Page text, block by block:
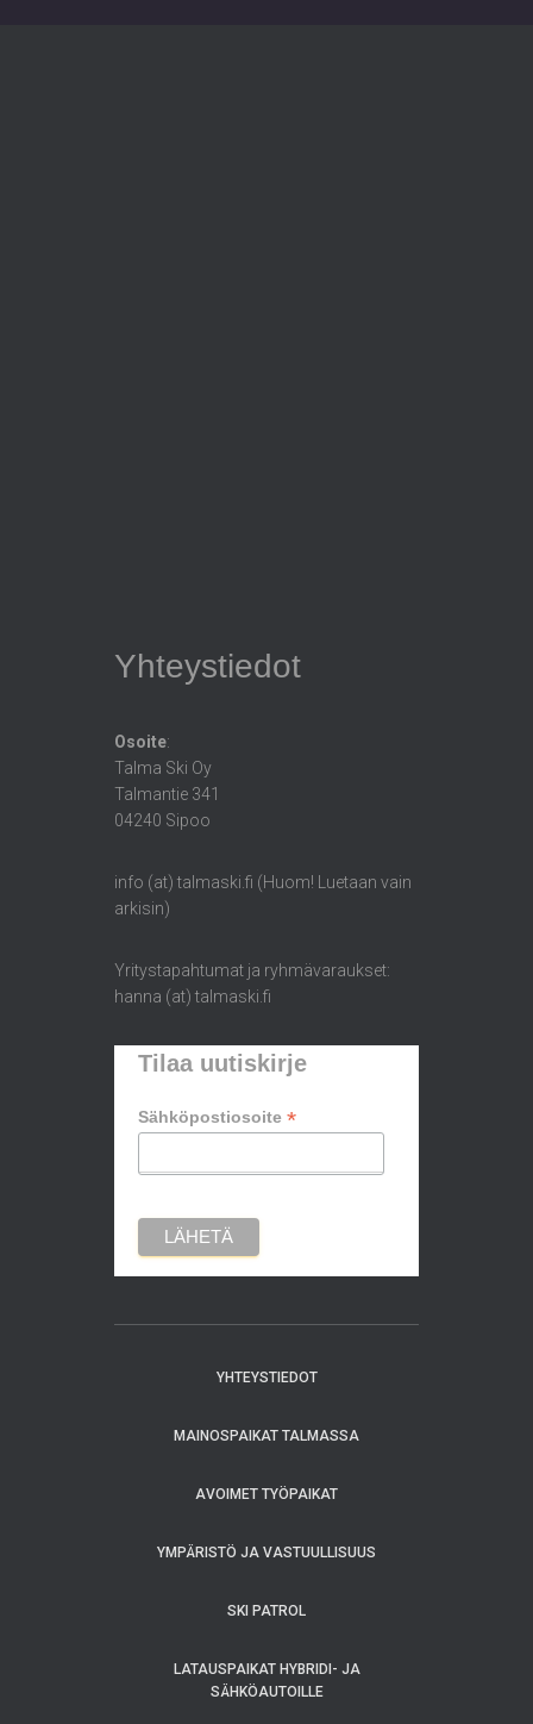
Yhteystiedot
Osoite:
Talma Ski Oy
Talmantie 341
04240 Sipoo
info (at) talmaski.fi (Huom! Luetaan vain
arkisin)
Yritystapahtumat ja ryhmävaraukset:
hanna (at) talmaski.fi
Tilaa uutiskirje
Sähköpostiosoite *
YHTEYSTIEDOT
MAINOSPAIKAT TALMASSA
AVOIMET TYÖPAIKAT
YMPÄRISTÖ JA VASTUULLISUUS
SKI PATROL
LATAUSPAIKAT HYBRIDI- JA
SÄHKÖAUTOILLE